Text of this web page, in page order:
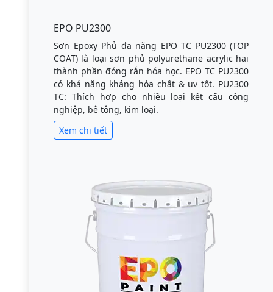
EPO PU2300
Sơn Epoxy Phủ đa năng EPO TC PU2300 (TOP
COAT) là loại sơn phủ polyurethane acrylic hai
thành phần đóng rắn hóa học. EPO TC PU2300
có khả năng kháng hóa chất & uv tốt. PU2300
TC: Thích hợp cho nhiều loại kết cấu công
nghiệp, bê tông, kim loại.
Xem chi tiết